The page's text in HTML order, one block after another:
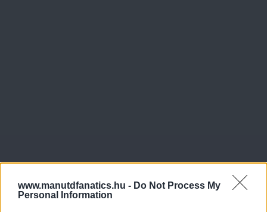
www.manutdfanatics.hu - Do Not Process My
Personal Information